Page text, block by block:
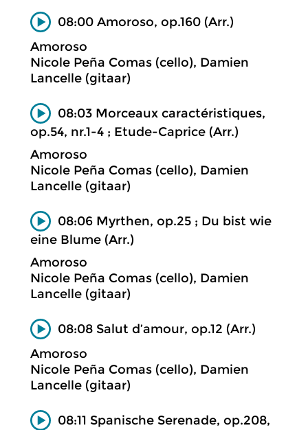
08:00 Amoroso, op.160 (Arr.)
Amoroso
Nicole Peña Comas (cello), Damien
Lancelle (gitaar)
08:03 Morceaux caractéristiques,
op.54, nr.1-4 ; Etude-Caprice (Arr.)
Amoroso
Nicole Peña Comas (cello), Damien
Lancelle (gitaar)
08:06 Myrthen, op.25 ; Du bist wie
eine Blume (Arr.)
Amoroso
Nicole Peña Comas (cello), Damien
Lancelle (gitaar)
08:08 Salut d’amour, op.12 (Arr.)
Amoroso
Nicole Peña Comas (cello), Damien
Lancelle (gitaar)
08:11 Spanische Serenade, op.208,